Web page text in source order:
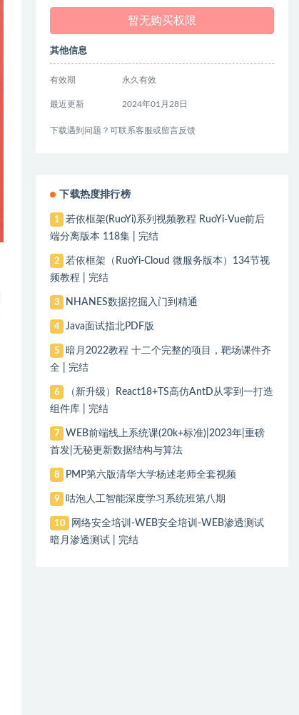
暂无购买权限
其他信息
有效期 永久有效
最近更新 2024年01月28日
下载遇到问题？可联系客服或留言反馈
下载热度排行榜
1
若依框架(RuoYi)系列视频教程 RuoYi-Vue前后
端分离版本 118集 | 完结
2
若依框架（RuoYi-Cloud 微服务版本）134节视
频教程 | 完结
3 NHANES数据挖掘入门到精通
4 Java面试指北PDF版
5
暗月2022教程 十二个完整的项目，靶场课件齐
全 | 完结
6
（新升级）React18+TS高仿AntD从零到一打造
组件库 | 完结
7
WEB前端线上系统课(20k+标准)|2023年|重磅
首发|无秘更新数据结构与算法
8 PMP第六版清华大学杨述老师全套视频
9 咕泡人工智能深度学习系统班第八期
10
网络安全培训-WEB安全培训-WEB渗透测试
暗月渗透测试 | 完结